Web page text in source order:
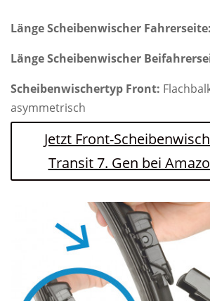
Länge Scheibenwischer Fahrerseite:
Länge Scheibenwischer
Scheibenwischertyp Front:
asymmetrisch
Jetzt Front-
Transit 7. Gen bei